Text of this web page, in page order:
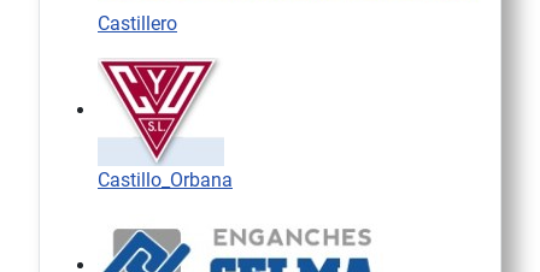
Castillero
Castillo_Orbana